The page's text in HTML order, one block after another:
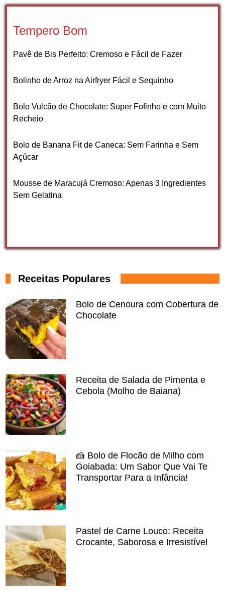
Tempero Bom
Pavê de Bis Perfeito: Cremoso e Fácil de Fazer
Bolinho de Arroz na Airfryer Fácil e Sequinho
Bolo Vulcão de Chocolate: Super Fofinho e com Muito
Recheio
Bolo de Banana Fit de Caneca: Sem Farinha e Sem
Açúcar
Mousse de Maracujá Cremoso: Apenas 3 Ingredientes
Sem Gelatina
Receitas Populares
Bolo de Cenoura com Cobertura de
Chocolate
Receita de Salada de Pimenta e
Cebola (Molho de Baiana)
🍰 Bolo de Flocão de Milho com
Goiabada: Um Sabor Que Vai Te
Transportar Para a Infância!
Pastel de Carne Louco: Receita
Crocante, Saborosa e Irresistível